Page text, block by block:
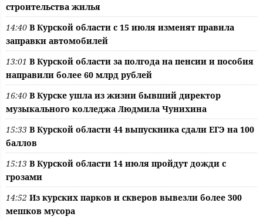
строительства жилья
14:40 В Курской области с 15 июля изменят правила
заправки автомобилей
13:01 В Курской области за полгода на пенсии и пособия
направили более 60 млрд рублей
16:40 В Курске ушла из жизни бывший директор
музыкального колледжа Людмила Чунихина
15:33 В Курской области 44 выпускника сдали ЕГЭ на 100
баллов
15:13 В Курской области 14 июля пройдут дожди с
грозами
14:52 Из курских парков и скверов вывезли более 300
мешков мусора